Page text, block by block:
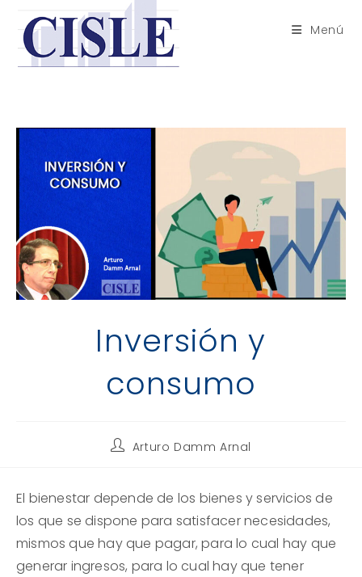
contenido
Menú
Inversión y
consumo
Autor
entrada:
Arturo Damm Arnal
El bienestar depende de los bienes y servicios de
los que se dispone para satisfacer necesidades,
mismos que hay que pagar, para lo cual hay que
generar ingresos, para lo cual hay que tener